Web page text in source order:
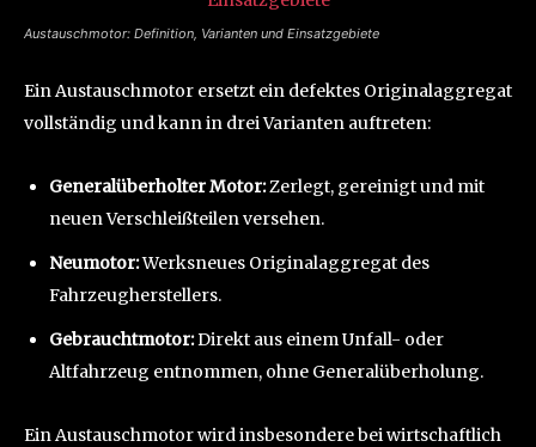
Austauschmotor: Definition, Varianten und Einsatzgebiete
Ein Austauschmotor ersetzt ein defektes Originalaggregat
vollständig und kann in drei Varianten auftreten:
Generalüberholter Motor:Zerlegt, gereinigt und mit
neuen Verschleißteilen versehen.
Neumotor:Werksneues Originalaggregat des
Fahrzeugherstellers.
Gebrauchtmotor:Direkt aus einem Unfall- oder
Altfahrzeug entnommen, ohne Generalüberholung.
Ein Austauschmotor wird insbesondere bei wirtschaftlich